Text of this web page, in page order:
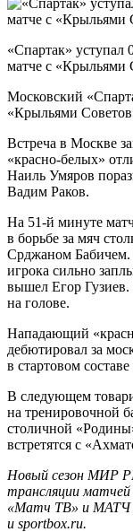
«Спартак» уступал
матче с «Крыльями
Московский
«Крыльями
Встреча в Москве
«красно‑белых»
Наиль Умяров
Вадим Раков.
На 51‑й минуте
в борьбе за мяч
Срджаном Бабичем.
игрока сильно
вышел Егор Гузиев.
на голове.
Нападающий
дебютировал за
в стартовом
В следующем
на тренировочной
столичной
встретятся с
Новый сезон МИР
трансляции
«Матч ТВ» и МАТЧ
и sportbox.ru.